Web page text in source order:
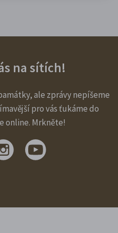
na sítích!
ale zprávy nepíšeme
pro vás ťukáme do
online. Mrkněte!